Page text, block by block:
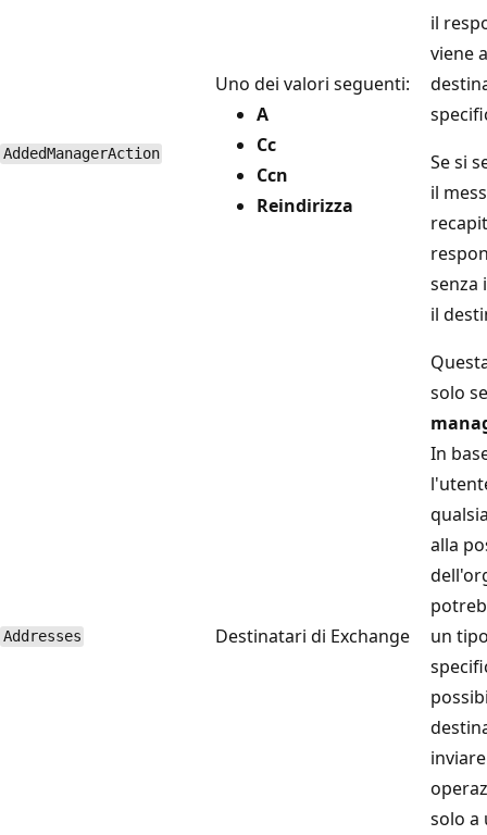
AddedManagerAction
Uno dei valori seguenti:
A
Cc
Ccn
Reindirizza
il
viene
Se si
il
senza
il
solo
Addresses Destinatari di Exchange
In
alla
un
solo a